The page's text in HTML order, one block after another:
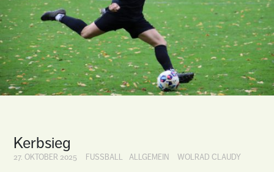
Kerbsieg
27. OKTOBER 2025 FUSSBALL ALLGEMEIN WOLRAD CLAUDY